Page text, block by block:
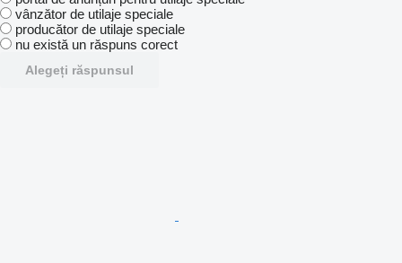
vânzător de utilaje speciale
producător de utilaje speciale
nu există un răspuns corect
Alegeți răspunsul